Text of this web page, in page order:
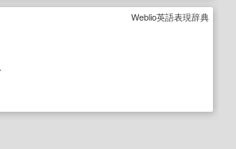
Weblio英語表現辞典